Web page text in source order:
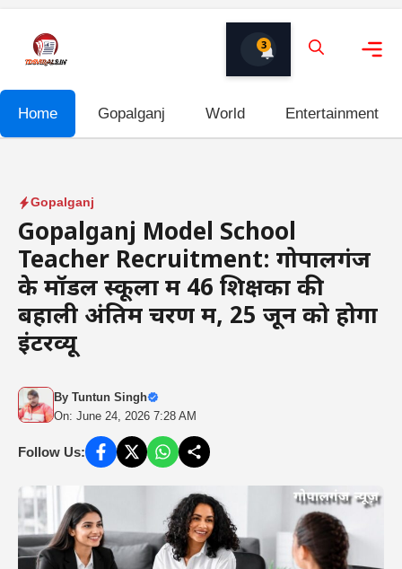
content
3
Home Gopalganj World Entertainment
Gopalganj
Gopalganj Model School
Teacher Recruitment: गोपालगंज
के मॉडल स्कूलों में 46 शिक्षकों की
बहाली अंतिम चरण में, 25 जून को होगा
इंटरव्यू
By Tuntun Singh
On: June 24, 2026 7:28 AM
Follow Us: